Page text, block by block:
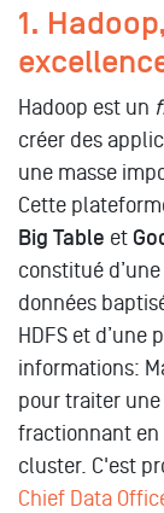
1.
Hadoop est un
créer des
une masse
Cette
Big Table et
constitué
données
HDFS et
informations:
pour traiter
fractionnant
cluster. C'est
Chief Data